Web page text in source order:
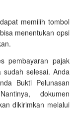
memilih tombol
menentukan opsi
pembayaran pajak
selesai. Anda
Bukti Pelunasan
dokumen
dikirimkan melalui